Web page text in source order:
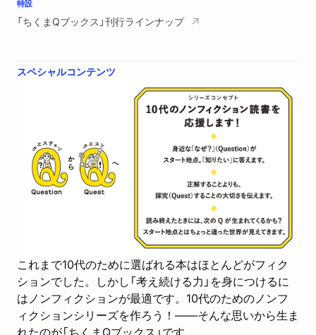
特設
「ちくまQブックス」刊行ラインナップ
スペシャルコンテンツ
これまで10代のために選ばれる本はほとんどがフィク
ションでした。しかし「考え続ける力」を身につけるに
はノンフィクションが最適です。10代のためのノンフ
ィクションシリーズを作ろう！――そんな思いから生ま
れたのが「ちくまQブックス」です。